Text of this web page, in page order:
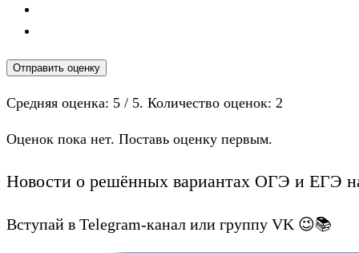
Отправить оценку
Средняя оценка: 5 / 5. Количество оценок: 2
Оценок пока нет. Поставь оценку первым.
Новости о решённых вариантах ОГЭ и ЕГЭ
Вступай в Telegram-канал или группу VK 😉📚